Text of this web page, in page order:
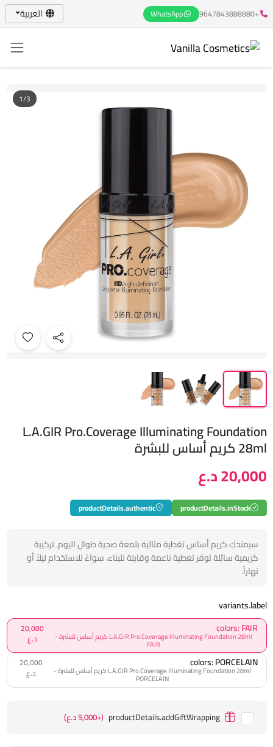
+9647843888880
WhatsApp العربية
1/3
L.A.GIR Pro.Coverage Illuminating Foundation
28ml كريم أساس للبشرة
20,000 د.ع
productDetails.inStock
productDetails.authentic
سيمنحكِ كريم أساس تغطية مثالية بلمعة صحية طوال اليوم. تركيبة
كريمية سائلة توفر تغطية ناعمة وقابلة للبناء، سواءً للاستخدام ليلاً أو
نهاراً.
variants.label
colors: FAIR
L.A.GIR Pro.Coverage Illuminating Foundation 28ml كريم أساس للبشرة -
FAIR
20,000
د.ع
colors: PORCELAIN
L.A.GIR Pro.Coverage Illuminating Foundation 28ml كريم أساس للبشرة -
PORCELAIN
20,000
د.ع
productDetails.addGiftWrapping (+5,000 د.ع)